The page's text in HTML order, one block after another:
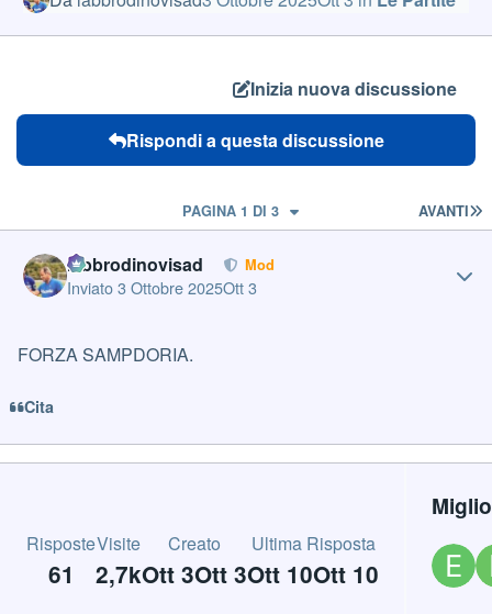
Inizia nuova discussione
Rispondi a questa discussione
AVANTI
PAGINA 1 DI 3
labbrodinovisad Mod
Inviato3 Ottobre 2025Ott 3
FORZA SAMPDORIA.
Cita
Risposte
61
Visite
2,7k
Creato
Ott 3Ott 3
Ultima Risposta
Ott 10Ott 10